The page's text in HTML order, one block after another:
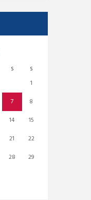
S S
1
7
8
14
15
21
22
28
29